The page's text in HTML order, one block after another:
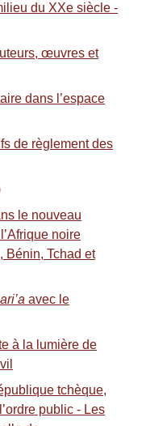
du XXe siècle -
œuvres et
dans l’espace
de règlement des
le nouveau
noire
Bénin, Tchad et
avec le
à la lumière de
tchèque,
public - Les